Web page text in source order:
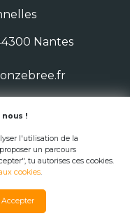
Nantes
2026
!
l'utilisation de la
un parcours
tu autorises ces cookies.
cookies.
Accepter